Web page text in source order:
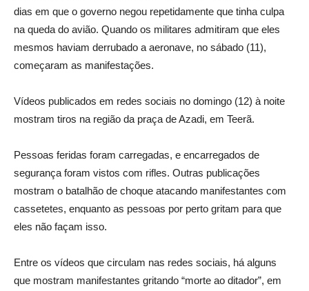
dias em que o governo negou repetidamente que tinha culpa
na queda do avião. Quando os militares admitiram que eles
mesmos haviam derrubado a aeronave, no sábado (11),
começaram as manifestações.
Vídeos publicados em redes sociais no domingo (12) à noite
mostram tiros na região da praça de Azadi, em Teerã.
Pessoas feridas foram carregadas, e encarregados de
segurança foram vistos com rifles. Outras publicações
mostram o batalhão de choque atacando manifestantes com
cassetetes, enquanto as pessoas por perto gritam para que
eles não façam isso.
Entre os vídeos que circulam nas redes sociais, há alguns
que mostram manifestantes gritando “morte ao ditador”, em